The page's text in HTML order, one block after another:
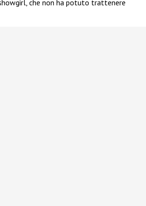
che non ha potuto trattenere